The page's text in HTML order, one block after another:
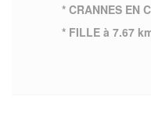
* CRANNES EN
* FILLE à 7.67